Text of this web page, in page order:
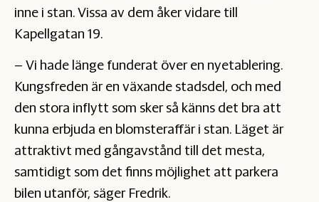
inne i stan. Vissa av dem åker vidare till
Kapellgatan 19.
– Vi hade länge funderat över en nyetablering.
Kungsfreden är en växande stadsdel, och med
den stora inflytt som sker så känns det bra att
kunna erbjuda en blomsteraffär i stan. Läget är
attraktivt med gångavstånd till det mesta,
samtidigt som det finns möjlighet att parkera
bilen utanför, säger Fredrik.